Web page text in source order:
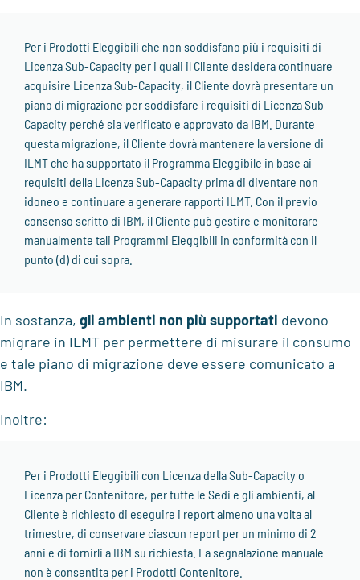
Per i Prodotti Eleggibili che non soddisfano più i requisiti di
Licenza Sub-Capacity per i quali il Cliente desidera continuare
acquisire Licenza Sub-Capacity, il Cliente dovrà presentare un
piano di migrazione per soddisfare i requisiti di Licenza Sub-
Capacity perché sia verificato e approvato da IBM. Durante
questa migrazione, il Cliente dovrà mantenere la versione di
ILMT che ha supportato il Programma Eleggibile in base ai
requisiti della Licenza Sub-Capacity prima di diventare non
idoneo e continuare a generare rapporti ILMT. Con il previo
consenso scritto di IBM, il Cliente può gestire e monitorare
manualmente tali Programmi Eleggibili in conformità con il
punto (d) di cui sopra.
In sostanza, gli ambienti non più supportati devono
migrare in ILMT per permettere di misurare il consumo
e tale piano di migrazione deve essere comunicato a
IBM.
Inoltre:
Per i Prodotti Eleggibili con Licenza della Sub-Capacity o
Licenza per Contenitore, per tutte le Sedi e gli ambienti, al
Cliente è richiesto di eseguire i report almeno una volta al
trimestre, di conservare ciascun report per un minimo di 2
anni e di fornirli a IBM su richiesta. La segnalazione manuale
non è consentita per i Prodotti Contenitore.